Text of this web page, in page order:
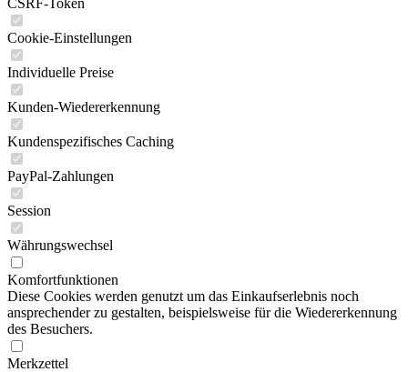
CSRF-Token
Cookie-Einstellungen
Individuelle Preise
Kunden-Wiedererkennung
Kundenspezifisches Caching
PayPal-Zahlungen
Session
Währungswechsel
Komfortfunktionen
Diese Cookies werden genutzt um das Einkaufserlebnis noch
ansprechender zu gestalten, beispielsweise für die Wiedererkennung
des Besuchers.
Merkzettel